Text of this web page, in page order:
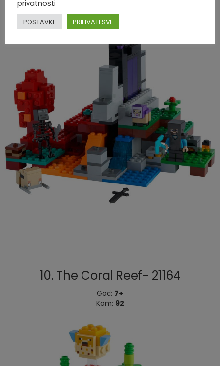
10. The Coral Reef- 21164
God: 7+
Kom: 92
privatnosti
POSTAVKE PRIHVATI SVE